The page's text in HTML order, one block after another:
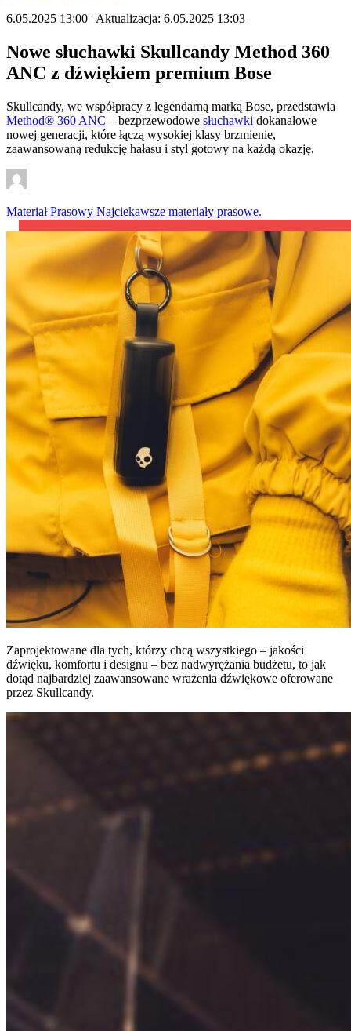
6.05.2025 13:00 | Aktualizacja: 6.05.2025 13:03
Nowe słuchawki Skullcandy Method 360
ANC z dźwiękiem premium Bose
Skullcandy, we współpracy z legendarną marką Bose, przedstawia
Method® 360 ANC – bezprzewodowe słuchawki dokanałowe
nowej generacji, które łączą wysokiej klasy brzmienie,
zaawansowaną redukcję hałasu i styl gotowy na każdą okazję.
Materiał Prasowy Najciekawsze materiały prasowe.
Zaprojektowane dla tych, którzy chcą wszystkiego – jakości
dźwięku, komfortu i designu – bez nadwyrężania budżetu, to jak
dotąd najbardziej zaawansowane wrażenia dźwiękowe oferowane
przez Skullcandy.